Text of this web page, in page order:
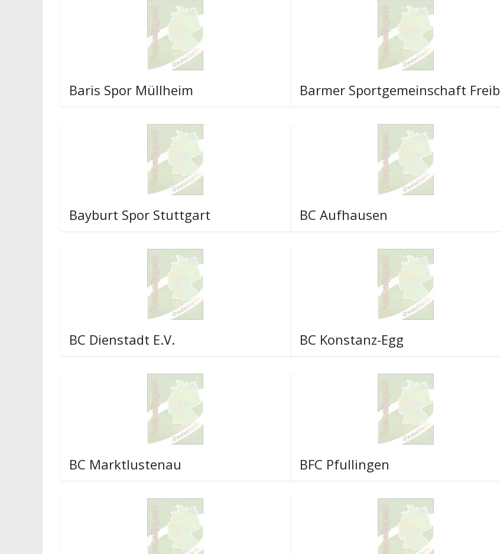
Baris Spor Müllheim Barmer Sportgemeinschaft Freib
Bayburt Spor Stuttgart BC Aufhausen
BC Dienstadt E.V. BC Konstanz-Egg
BC Marktlustenau BFC Pfullingen